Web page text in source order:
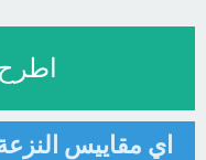
اي مقاييس